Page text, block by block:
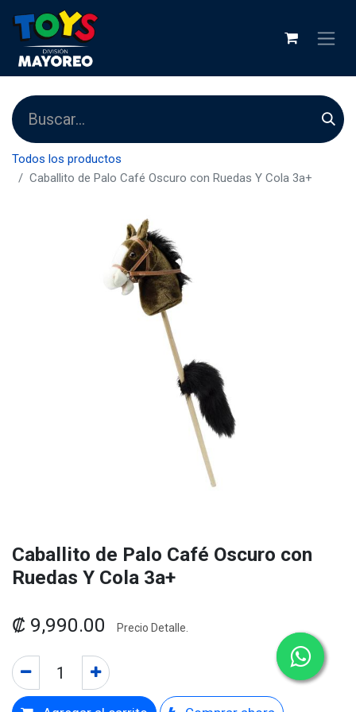
Todos los productos
Caballito de Palo Café Oscuro con Ruedas Y Cola 3a+
Caballito de Palo Café Oscuro con
Ruedas Y Cola 3a+
₡ 9,990.00 Precio Detalle.